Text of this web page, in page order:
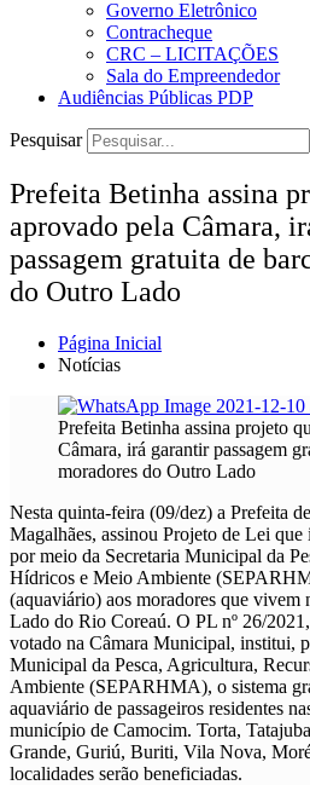
Governo Eletrônico
Contracheque
CRC – LICITAÇÕES
Sala do Empreendedor
Audiências Públicas PDP
Pesquisar
Prefeita Betinha assina
aprovado pela Câmara,
passagem gratuita de
do Outro Lado
Página Inicial
Notícias
Prefeita Betinha assina projeto
Câmara, irá garantir passagem
moradores do Outro Lado
Nesta quinta-feira (09/dez) a Prefeita
Magalhães, assinou Projeto de Lei que
por meio da Secretaria Municipal da
Hídricos e Meio Ambiente
(aquaviário) aos moradores que vivem
Lado do Rio Coreaú. O PL nº 26/
votado na Câmara Municipal, institui,
Municipal da Pesca, Agricultura,
Ambiente (SEPARHMA), o sistema
aquaviário de passageiros residentes
município de Camocim. Torta,
Grande, Guriú, Buriti, Vila Nova,
localidades serão beneficiadas.